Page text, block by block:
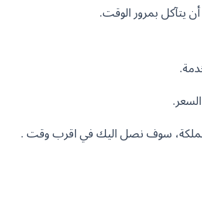
يتآكل بمرور الوقت.
سوف نصل اليك في اقرب وقت .